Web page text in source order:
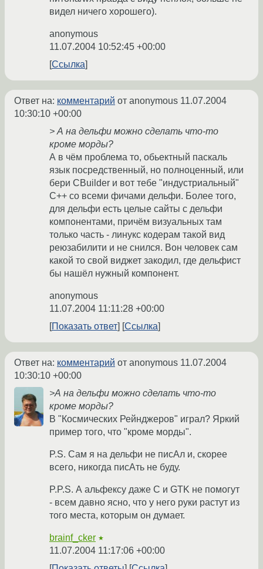
видел ничего хорошего).
anonymous
11.07.2004 10:52:45 +00:00
Ссылка
Ответ на: комментарий от anonymous 11.07.2004
10:30:10 +00:00
> А на дельфи можно сделать что-то
кроме морды?
А в чём проблема то, обьектный паскаль
язык посредственный, но полноценный, или
бери CBuilder и вот тебе "индустриальный"
C++ со всеми фичами дельфи. Более того,
для дельфи есть целые сайты с дельфи
компонентами, причём визуальных там
только часть - линукс кодерам такой вид
реюзабилити и не снился. Вон человек сам
какой то свой виджет закодил, где дельфист
бы нашёл нужный компонент.
anonymous
11.07.2004 11:11:28 +00:00
Показать ответ
Ссылка
Ответ на: комментарий от anonymous 11.07.2004
10:30:10 +00:00
>А на дельфи можно сделать что-то
кроме морды?
В "Космических Рейнджеров" играл? Яркий
пример того, что "кроме морды".
P.S. Сам я на дельфи не писАл и, скорее
всего, никогда писАть не буду.
P.P.S. А альфексу даже C и GTK не помогут
- всем давно ясно, что у него руки растут из
того места, которым он думает.
brainf_cker ★
11.07.2004 11:17:06 +00:00